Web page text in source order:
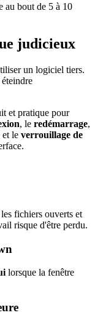
au bout de 5 à 10
judicieux
un logiciel tiers.
et pratique pour
, le redémarrage,
et le verrouillage de
fichiers ouverts et
risque d'être perdu.
lorsque la fenêtre